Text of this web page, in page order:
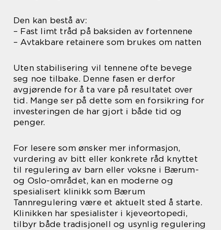
Den kan bestå av:
– Fast limt tråd på baksiden av fortennene
– Avtakbare retainere som brukes om natten
Uten stabilisering vil tennene ofte bevege
seg noe tilbake. Denne fasen er derfor
avgjørende for å ta vare på resultatet over
tid. Mange ser på dette som en forsikring for
investeringen de har gjort i både tid og
penger.
For lesere som ønsker mer informasjon,
vurdering av bitt eller konkrete råd knyttet
til regulering av barn eller voksne i Bærum-
og Oslo-området, kan en moderne og
spesialisert klinikk som Bærum
Tannregulering være et aktuelt sted å starte.
Klinikken har spesialister i kjeveortopedi,
tilbyr både tradisjonell og usynlig regulering